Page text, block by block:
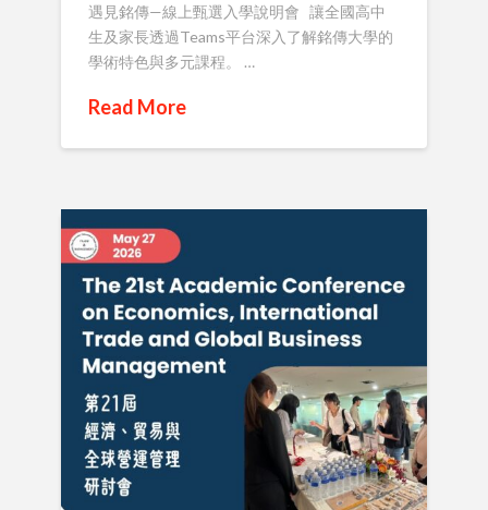
遇見銘傳—線上甄選入學說明會 讓全國高中
生及家長透過Teams平台深入了解銘傳大學的
學術特色與多元課程。 …
Read More